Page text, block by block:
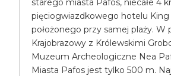
starego miasta Pafos, niecałe 4
pięciogwiazdkowego hotelu
położonego przy samej plaży. W
Krajobrazowy z Królewskimi
Muzeum Archeologiczne Nea
Miasta Pafos jest tylko 500 m.